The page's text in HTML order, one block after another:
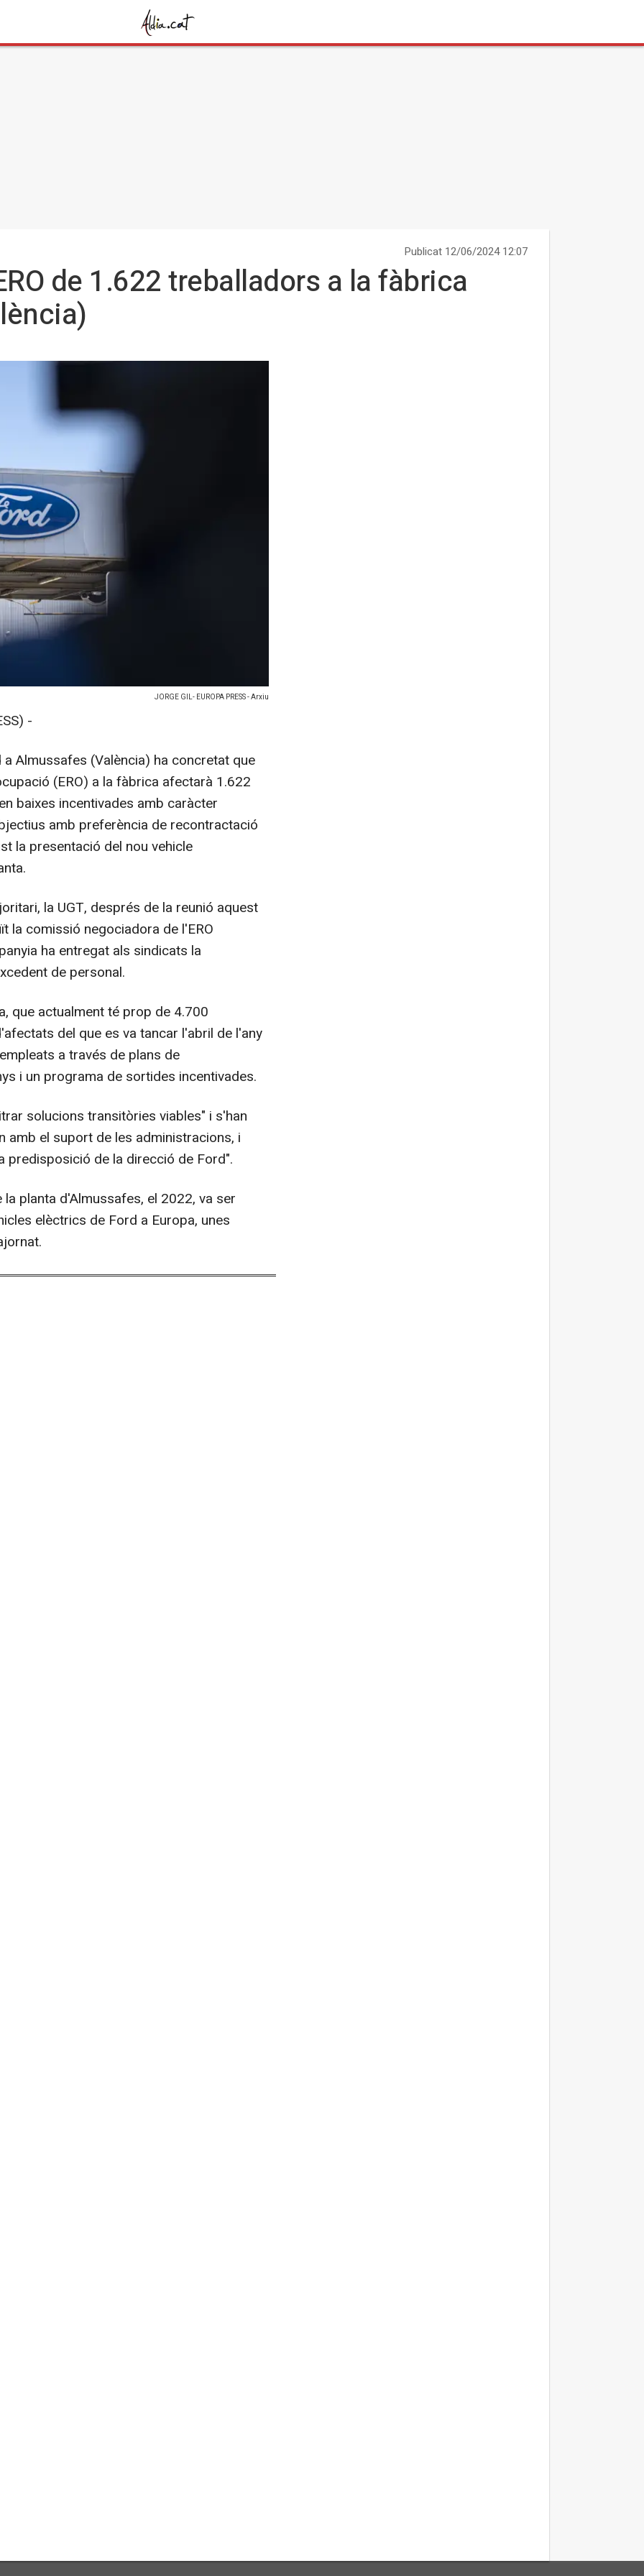
Publicat 12/06/2024 12:07
de 1.622 treballadors a la fàbrica
JORGE GIL- EUROPA PRESS - Arxiu
-
Almussafes (València) ha concretat que
(ERO) a la fàbrica afectarà 1.622
baixes incentivades amb caràcter
amb preferència de recontractació
la presentació del nou vehicle
la UGT, després de la reunió aquest
la comissió negociadora de l'ERO
ha entregat als sindicats la
de personal.
que actualment té prop de 4.700
del que es va tancar l'abril de l'any
a través de plans de
i un programa de sortides incentivades.
solucions transitòries viables" i s'han
amb el suport de les administracions, i
predisposició de la direcció de Ford".
planta d'Almussafes, el 2022, va ser
elèctrics de Ford a Europa, unes